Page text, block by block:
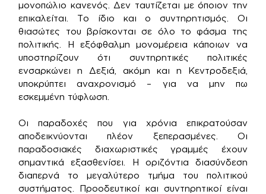
μονοπώλιο κανενός. Δεν ταυτίζεται με όποιον την
επικαλείται. Το ίδιο και ο συντηρητισμός. Οι
θιασώτες του βρίσκονται σε όλο το φάσμα της
πολιτικής. Η εξόφθαλμη μονομέρεια κάποιων να
υποστηρίζουν ότι συντηρητικές πολιτικές
ενσαρκώνει η Δεξιά, ακόμη και η Κεντροδεξιά,
υποκρύπτει αναχρονισμό – για να μην πω
εσκεμμένη τύφλωση.
Οι παραδοχές που για χρόνια επικρατούσαν
αποδεικνύονται πλέον ξεπερασμένες. Οι
παραδοσιακές διαχωριστικές γραμμές έχουν
σημαντικά εξασθενίσει. Η οριζόντια διασύνδεση
διαπερνά το μεγαλύτερο τμήμα του πολιτικού
συστήματος. Προοδευτικοί και συντηρητικοί είναι